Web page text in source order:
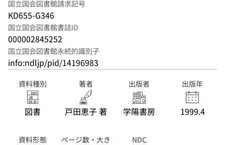
国立国会図書館請求記号
KD655-G346
国立国会図書館書誌ID
000002845252
国立国会図書館永続的識別子
info:ndljp/pid/14196983
資料種別
図書
著者
戸田恵子 著
出版者
学陽書房
出版年
1999.4
資料形態
ページ数・大き
NDC